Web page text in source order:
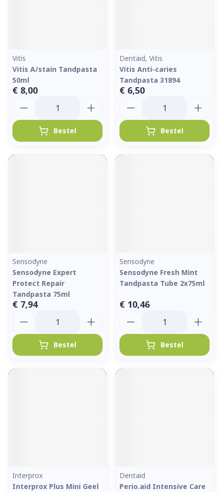
Vitis
Vitis A/stain Tandpasta
50ml
€ 8,00
Bestel
Dentaid, Vitis
Vitis Anti-caries
Tandpasta 31894
€ 6,50
Bestel
Sensodyne
Sensodyne Expert
Protect Repair
Tandpasta 75ml
€ 7,94
Bestel
Sensodyne
Sensodyne Fresh Mint
Tandpasta Tube 2x75ml
€ 10,46
Bestel
Interprox
Interprox Plus Mini Geel
Dentaid
Perio.aid Intensive Care